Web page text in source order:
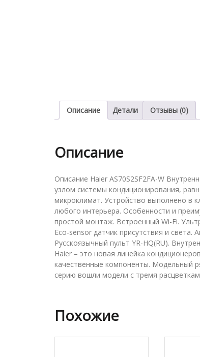
Описание Детали Отзывы (0)
Описание
Описание Haier AS70S2SF2FA-W
узлом системы кондиционирования,
микроклимат. Устройство выполнено в
любого интерьера. Особенности и
простой монтаж. Встроенный Wi-Fi.
Eco-sensor датчик присутствия и
Русскоязычный пульт YR-HQ(RU).
Haier – это новая линейка
качественные компоненты. Модельный
серию вошли модели с тремя
Похожие